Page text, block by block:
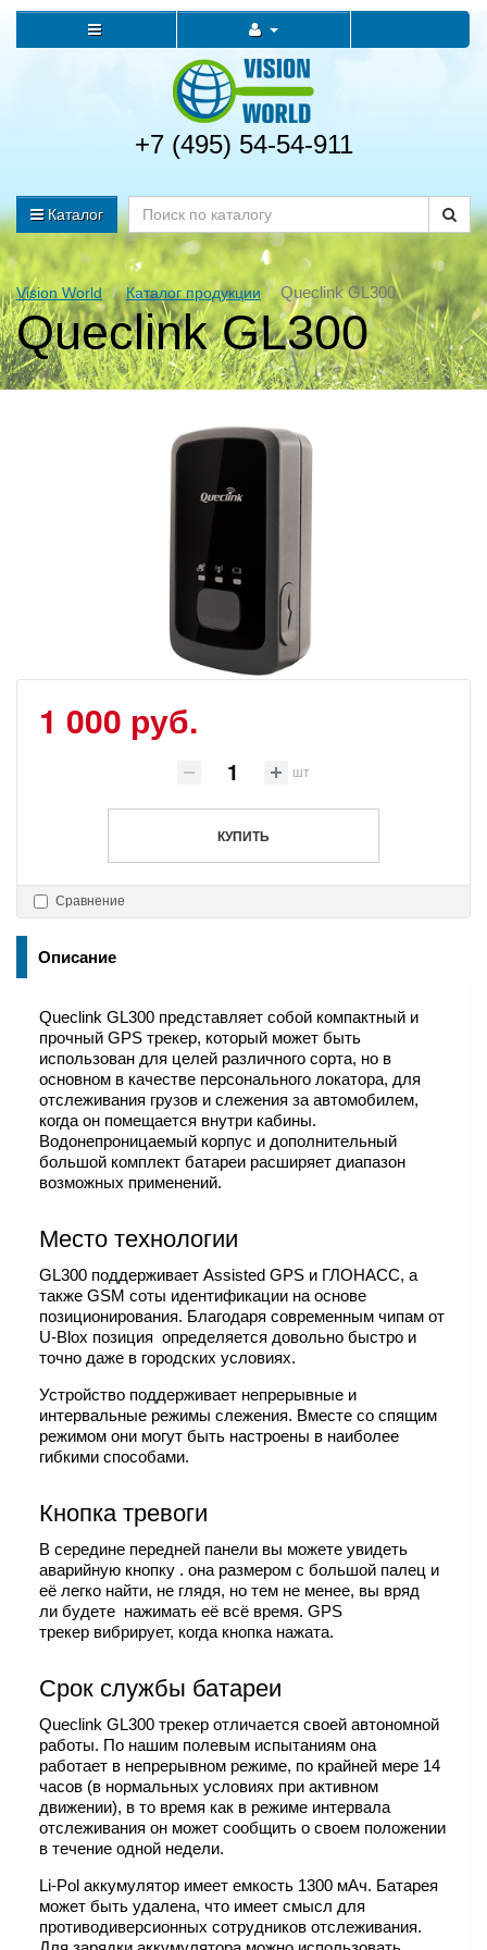
+7 (495) 54-54-911
Каталог
Vision World Каталог продукции Queclink GL300
Queclink GL300
1 000 руб.
шт
КУПИТЬ
Сравнение
Описание
Queclink GL300 представляет собой компактный и
прочный GPS трекер, который может быть
использован для целей различного сорта, но в
основном в качестве персонального локатора, для
отслеживания грузов и слежения за автомобилем,
когда он помещается внутри кабины.
Водонепроницаемый корпус и дополнительный
большой комплект батареи расширяет диапазон
возможных применений.
Место технологии
GL300 поддерживает Assisted GPS и ГЛОНАСС, а
также GSM соты идентификации на основе
позиционирования. Благодаря современным чипам от
U-Blox позиция определяется довольно быстро и
точно даже в городских условиях.
Устройство поддерживает непрерывные и
интервальные режимы слежения. Вместе со спящим
режимом они могут быть настроены в наиболее
гибкими способами.
Кнопка тревоги
В середине передней панели вы можете увидеть
аварийную кнопку . она размером с большой палец и
её легко найти, не глядя, но тем не менее, вы вряд
ли будете нажимать её всё время. GPS
трекер вибрирует, когда кнопка нажата.
Срок службы батареи
Queclink GL300 трекер отличается своей автономной
работы. По нашим полевым испытаниям она
работает в непрерывном режиме, по крайней мере 14
часов (в нормальных условиях при активном
движении), в то время как в режиме интервала
отслеживания он может сообщить о своем положении
в течение одной недели.
Li-Pol аккумулятор имеет емкость 1300 мАч. Батарея
может быть удалена, что имеет смысл для
противодиверсионных сотрудников отслеживания.